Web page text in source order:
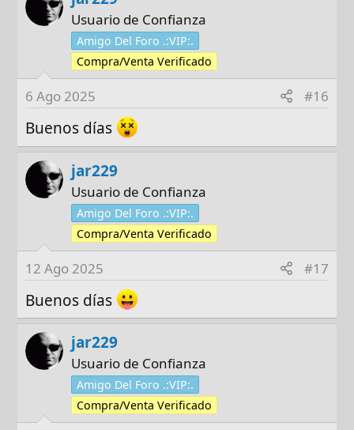
Usuario de Confianza
Amigo Del Foro .:VIP:.
Compra/Venta Verificado
6 Ago 2025 #16
Buenos días
jar229
Usuario de Confianza
Amigo Del Foro .:VIP:.
Compra/Venta Verificado
12 Ago 2025 #17
Buenos días
jar229
Usuario de Confianza
Amigo Del Foro .:VIP:.
Compra/Venta Verificado